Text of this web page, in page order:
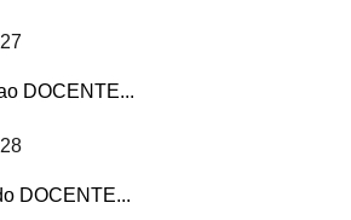
DOCENTE...
DOCENTE...